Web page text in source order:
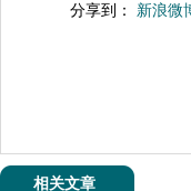
分享到： 新浪微
相关文章